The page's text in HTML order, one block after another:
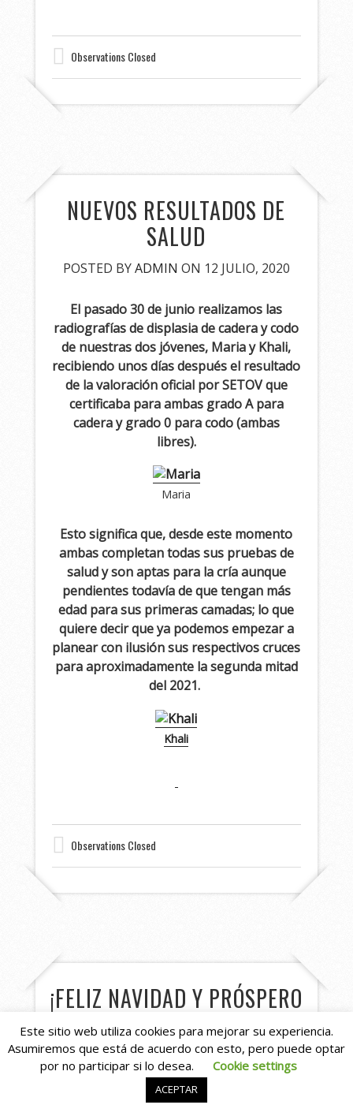
Observations Closed
NUEVOS RESULTADOS DE
SALUD
POSTED BYADMIN ON 12 JULIO, 2020
El pasado 30 de junio realizamos las
radiografías de displasia de cadera y codo
de nuestras dos jóvenes, Maria y Khali,
recibiendo unos días después el resultado
de la valoración oficial por SETOV que
certificaba para ambas grado A para
cadera y grado 0 para codo (ambas
libres).
Maria
Esto significa que, desde este momento
ambas completan todas sus pruebas de
salud y son aptas para la cría aunque
pendientes todavía de que tengan más
edad para sus primeras camadas; lo que
quiere decir que ya podemos empezar a
planear con ilusión sus respectivos cruces
para aproximadamente la segunda mitad
del 2021.
Khali
Observations Closed
¡FELIZ NAVIDAD Y PRÓSPERO
2020!
POSTED BYADMINON 25 DICIEMBRE, 2019
Toda la familia de Asturshelkie (de 2 y de
Este sitio web utiliza cookies para mejorar su experiencia.
Asumiremos que está de acuerdo con esto, pero puede optar
por no participar si lo desea.
Cookie settings
ACEPTAR